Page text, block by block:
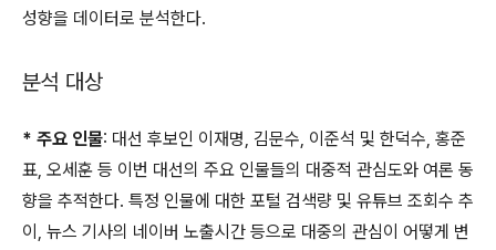
성향을 데이터로 분석한다.
분석 대상
* 주요 인물: 대선 후보인 이재명, 김문수, 이준석 및 한덕수, 홍준
표, 오세훈 등 이번 대선의 주요 인물들의 대중적 관심도와 여론 동
향을 추적한다. 특정 인물에 대한 포털 검색량 및 유튜브 조회수 추
이, 뉴스 기사의 네이버 노출시간 등으로 대중의 관심이 어떻게 변